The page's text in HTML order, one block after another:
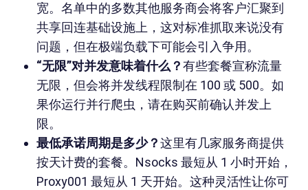
宽。名单中的多数其他服务商会将客户汇聚到
共享回连基础设施上，这对标准抓取来说没有
问题，但在极端负载下可能会引入争用。
“无限”对并发意味着什么？有些套餐宣称流量
无限，但会将并发线程限制在 100 或 500。如
果你运行并行爬虫，请在购买前确认并发上
限。
最低承诺周期是多少？这里有几家服务商提供
按天计费的套餐。Nsocks 最短从 1 小时开始，
Proxy001 最短从 1 天开始。这种灵活性让你可